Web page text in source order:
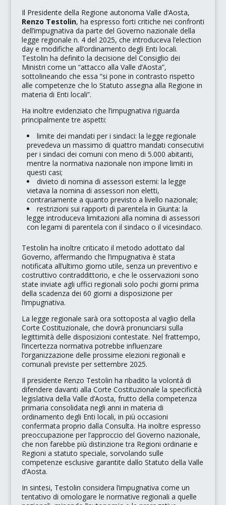
Il Presidente della Regione autonoma Valle d’Aosta,
Renzo Testolin, ha espresso forti critiche nei confronti
dell’impugnativa da parte del Governo nazionale della
legge regionale n. 4 del 2025, che introduceva l’election
day e modifiche all’ordinamento degli Enti locali.
Testolin ha definito la decisione del Consiglio dei
Ministri come un “attacco alla Valle d’Aosta”,
sottolineando che essa “si pone in contrasto rispetto
alle competenze che lo Statuto assegna alla Regione in
materia di Enti locali”.
Ha inoltre evidenziato che l’impugnativa riguarda
principalmente tre aspetti:
limite dei mandati per i sindaci: la legge regionale
prevedeva un massimo di quattro mandati consecutivi
per i sindaci dei comuni con meno di 5.000 abitanti,
mentre la normativa nazionale non impone limiti in
questi casi;
divieto di nomina di assessori esterni: la legge
vietava la nomina di assessori non eletti,
contrariamente a quanto previsto a livello nazionale;
restrizioni sui rapporti di parentela in Giunta: la
legge introduceva limitazioni alla nomina di assessori
con legami di parentela con il sindaco o il vicesindaco.
Testolin ha inoltre criticato il metodo adottato dal
Governo, affermando che l’impugnativa è stata
notificata all’ultimo giorno utile, senza un preventivo e
costruttivo contraddittorio, e che le osservazioni sono
state inviate agli uffici regionali solo pochi giorni prima
della scadenza dei 60 giorni a disposizione per
l’impugnativa.
La legge regionale sarà ora sottoposta al vaglio della
Corte Costituzionale, che dovrà pronunciarsi sulla
legittimità delle disposizioni contestate. Nel frattempo,
l’incertezza normativa potrebbe influenzare
l’organizzazione delle prossime elezioni regionali e
comunali previste per settembre 2025.
Il presidente Renzo Testolin ha ribadito la volontà di
difendere davanti alla Corte Costituzionale la specificità
legislativa della Valle d’Aosta, frutto della competenza
primaria consolidata negli anni in materia di
ordinamento degli Enti locali, in più occasioni
confermata proprio dalla Consulta. Ha inoltre espresso
preoccupazione per l’approccio del Governo nazionale,
che non farebbe più distinzione tra Regioni ordinarie e
Regioni a statuto speciale, sorvolando sulle
competenze esclusive garantite dallo Statuto della Valle
d’Aosta.
In sintesi, Testolin considera l’impugnativa come un
tentativo di omologare le normative regionali a quelle